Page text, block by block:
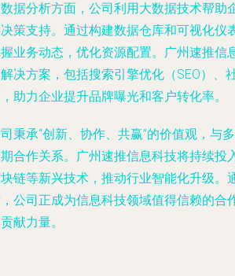
据分析方面，公司利用大数据技术帮助
策支持。通过构建数据仓库和可视化仪
业务动态，优化资源配置。广州速推信
决方案，包括搜索引擎优化（SEO）、
助力企业提升品牌曝光和客户转化率。
秉承“创新、协作、共赢”的价值观，与
合作关系。广州速推信息科技将持续投
链等新兴技术，推动行业智能化升级。
公司正成为信息科技领域值得信赖的合
献力量。